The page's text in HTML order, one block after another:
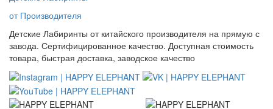
от Производителя
Детские Лабиринты от китайского производителя на прямую с
завода. Сертифицированное качество. Доступная стоимость
товара, быстрая доставка, заводское качество